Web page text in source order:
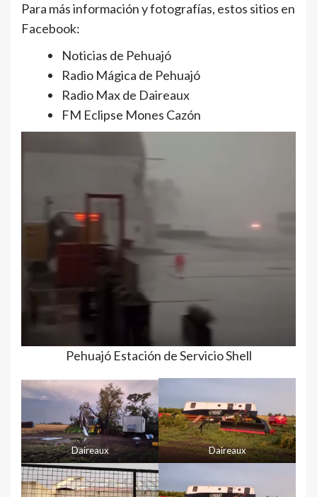
Para más información y fotografías, estos sitios en
Facebook:
Noticias de Pehuajó
Radio Mágica de Pehuajó
Radio Max de Daireaux
FM Eclipse Mones Cazón
Pehuajó Estación de Servicio Shell
Daireaux Daireaux